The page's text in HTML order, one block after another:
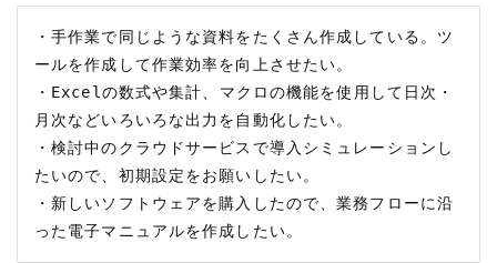
・手作業で同じような資料をたくさん作成している。ツ
ールを作成して作業効率を向上させたい。
・Excelの数式や集計、マクロの機能を使用して日次・
月次などいろいろな出力を自動化したい。
・検討中のクラウドサービスで導入シミュレーションし
たいので、初期設定をお願いしたい。
・新しいソフトウェアを購入したので、業務フローに沿